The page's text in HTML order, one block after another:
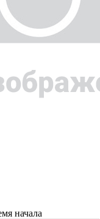
начала